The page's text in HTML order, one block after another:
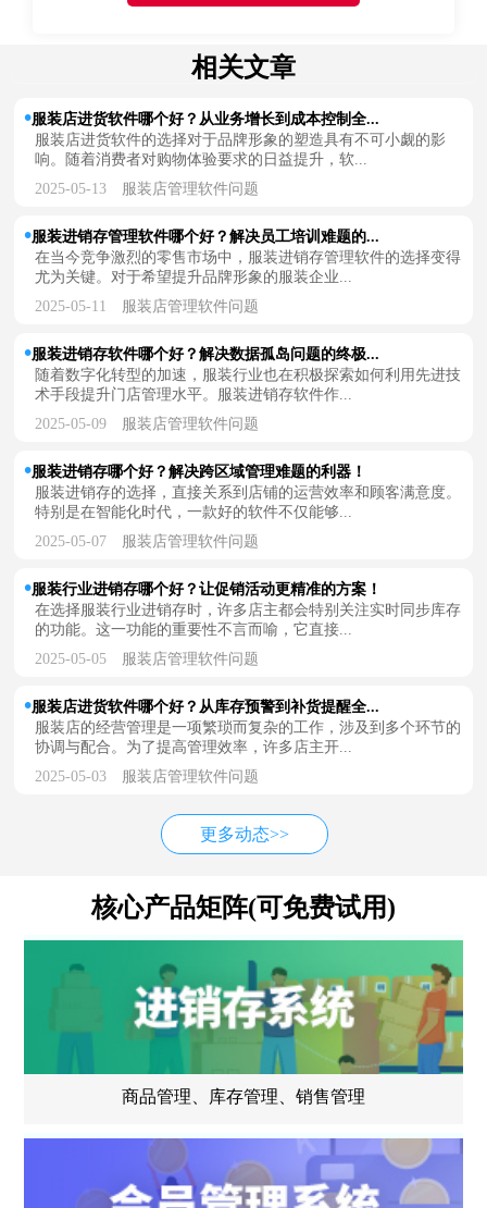
相关文章
服装店进货软件哪个好？从业务增长到成本控制全...
服装店进货软件的选择对于品牌形象的塑造具有不可小觑的影
响。随着消费者对购物体验要求的日益提升，软...
2025-05-13 服装店管理软件问题
服装进销存管理软件哪个好？解决员工培训难题的...
在当今竞争激烈的零售市场中，服装进销存管理软件的选择变得
尤为关键。对于希望提升品牌形象的服装企业...
2025-05-11 服装店管理软件问题
服装进销存软件哪个好？解决数据孤岛问题的终极...
随着数字化转型的加速，服装行业也在积极探索如何利用先进技
术手段提升门店管理水平。服装进销存软件作...
2025-05-09 服装店管理软件问题
服装进销存哪个好？解决跨区域管理难题的利器！
服装进销存的选择，直接关系到店铺的运营效率和顾客满意度。
特别是在智能化时代，一款好的软件不仅能够...
2025-05-07 服装店管理软件问题
服装行业进销存哪个好？让促销活动更精准的方案！
在选择服装行业进销存时，许多店主都会特别关注实时同步库存
的功能。这一功能的重要性不言而喻，它直接...
2025-05-05 服装店管理软件问题
服装店进货软件哪个好？从库存预警到补货提醒全...
服装店的经营管理是一项繁琐而复杂的工作，涉及到多个环节的
协调与配合。为了提高管理效率，许多店主开...
2025-05-03 服装店管理软件问题
更多动态>>
核心产品矩阵(可免费试用)
商品管理、库存管理、销售管理